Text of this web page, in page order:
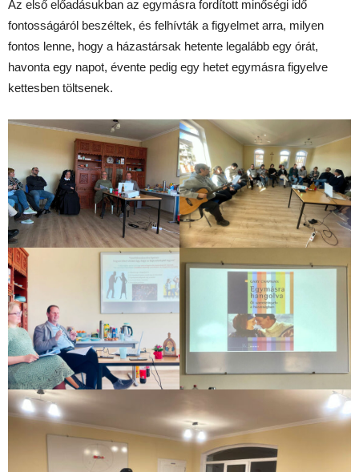
Az első előadásukban az egymásra fordított minőségi idő
fontosságáról beszéltek, és felhívták a figyelmet arra, milyen
fontos lenne, hogy a házastársak hetente legalább egy órát,
havonta egy napot, évente pedig egy hetet egymásra figyelve
kettesben töltsenek.